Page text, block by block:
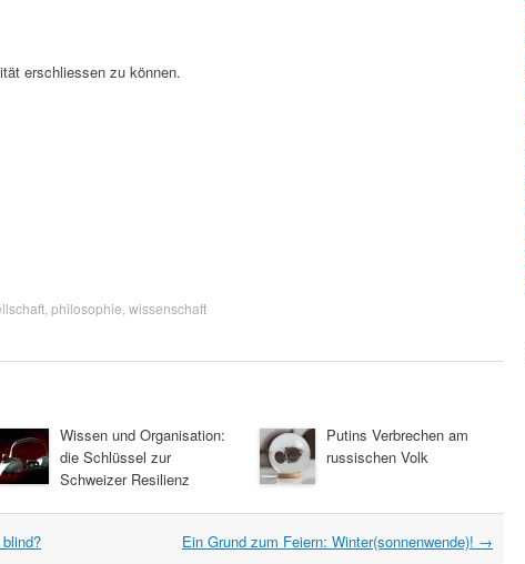
erschliessen zu können.
philosophie wissenschaft
Wissen und Organisation:
die Schlüssel zur
Schweizer Resilienz
Putins Verbrechen am
russischen Volk
Ein Grund zum Feiern: Winter(sonnenwende)! →